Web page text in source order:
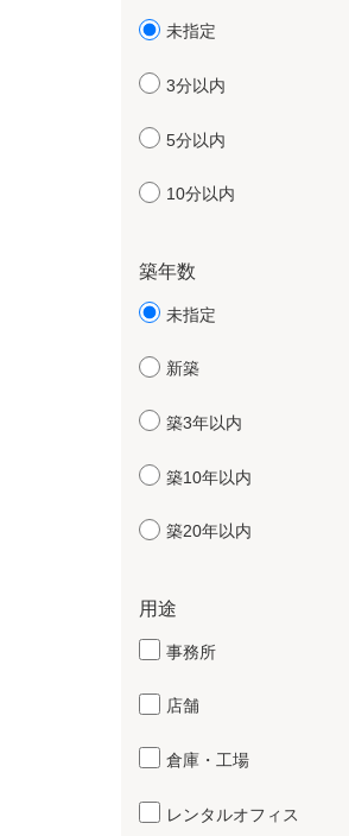
未指定
3分以内
5分以内
10分以内
築年数
未指定
新築
築3年以内
築10年以内
築20年以内
用途
事務所
店舗
倉庫・工場
レンタルオフィス